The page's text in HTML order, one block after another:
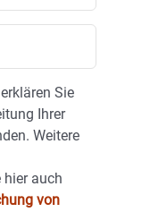
Sie
Ihrer
Weitere
hier auch
von